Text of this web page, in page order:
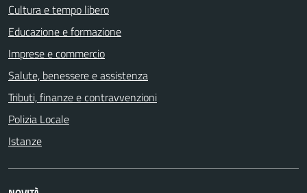
Cultura e tempo libero
Educazione e formazione
Imprese e commercio
Salute, benessere e assistenza
Tributi, finanze e contravvenzioni
Polizia Locale
Istanze